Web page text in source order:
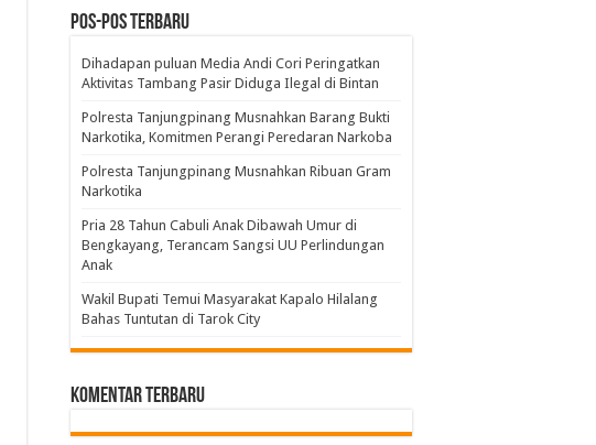
Pos-pos Terbaru
Dihadapan puluan Media Andi Cori Peringatkan
Aktivitas Tambang Pasir Diduga Ilegal di Bintan
Polresta Tanjungpinang Musnahkan Barang Bukti
Narkotika, Komitmen Perangi Peredaran Narkoba
Polresta Tanjungpinang Musnahkan Ribuan Gram
Narkotika
Pria 28 Tahun Cabuli Anak Dibawah Umur di
Bengkayang, Terancam Sangsi UU Perlindungan
Anak
Wakil Bupati Temui Masyarakat Kapalo Hilalang
Bahas Tuntutan di Tarok City
Komentar Terbaru